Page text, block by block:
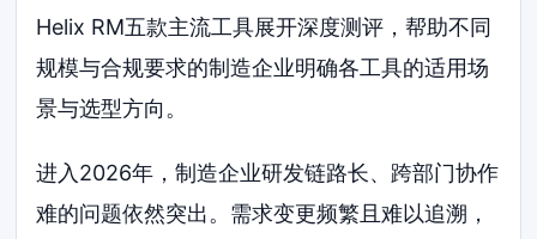
Helix RM五款主流工具展开深度测评，帮助不同
规模与合规要求的制造企业明确各工具的适用场
景与选型方向。
进入2026年，制造企业研发链路长、跨部门协作
难的问题依然突出。需求变更频繁且难以追溯，